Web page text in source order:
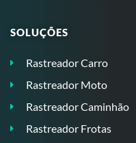
SOLUÇÕES
Rastreador Carro
Rastreador Moto
Rastreador Caminhão
Rastreador Frotas